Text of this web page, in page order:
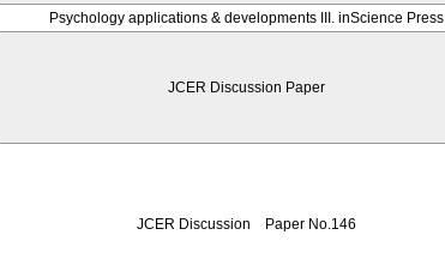
Psychology applications & developments III. inScience Press
JCER Discussion Paper
JCER Discussion Paper No.146